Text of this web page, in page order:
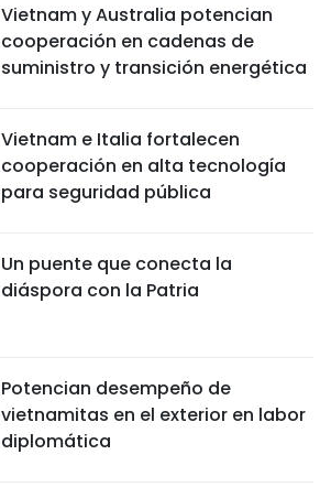
Vietnam y Australia potencian
cooperación en cadenas de
suministro y transición energética
Vietnam e Italia fortalecen
cooperación en alta tecnología
para seguridad pública
Un puente que conecta la
diáspora con la Patria
Potencian desempeño de
vietnamitas en el exterior en labor
diplomática